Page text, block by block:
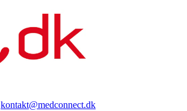
kontakt@medconnect.dk